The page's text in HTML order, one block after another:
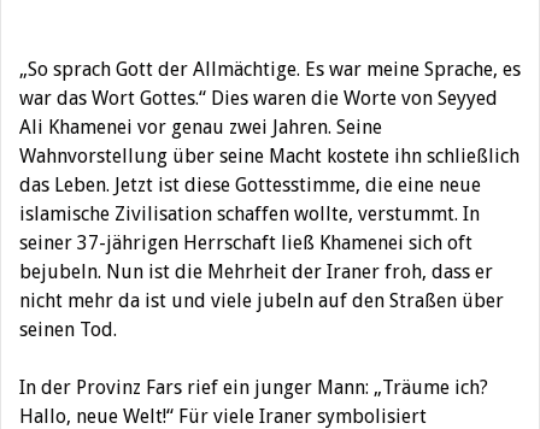
„So sprach Gott der Allmächtige. Es war meine Sprache, es
war das Wort Gottes.“ Dies waren die Worte von Seyyed
Ali Khamenei vor genau zwei Jahren. Seine
Wahnvorstellung über seine Macht kostete ihn schließlich
das Leben. Jetzt ist diese Gottesstimme, die eine neue
islamische Zivilisation schaffen wollte, verstummt. In
seiner 37-jährigen Herrschaft ließ Khamenei sich oft
bejubeln. Nun ist die Mehrheit der Iraner froh, dass er
nicht mehr da ist und viele jubeln auf den Straßen über
seinen Tod.
In der Provinz Fars rief ein junger Mann: „Träume ich?
Hallo, neue Welt!“ Für viele Iraner symbolisiert